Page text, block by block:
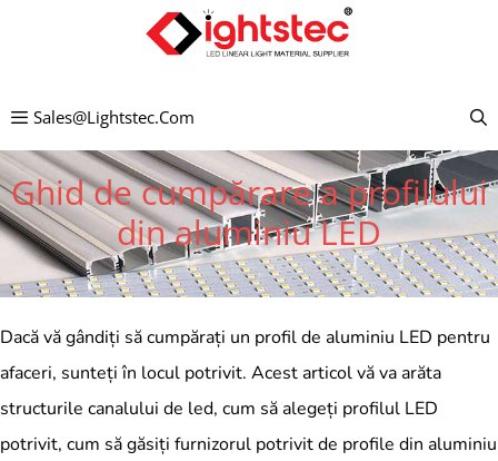
Sales@lightstec.com
Ghid de cumpărare a profilului
din aluminiu LED
Dacă vă gândiți să cumpărați un profil de aluminiu LED pentru
afaceri, sunteți în locul potrivit. Acest articol vă va arăta
structurile canalului de led, cum să alegeți profilul LED
potrivit, cum să găsiți furnizorul potrivit de profile din aluminiu